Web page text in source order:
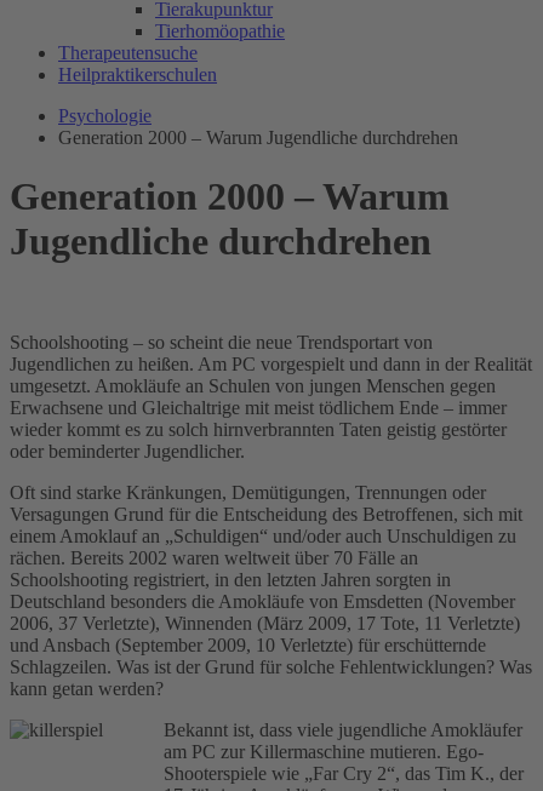
Tierakupunktur
Tierhomöopathie
Therapeutensuche
Heilpraktikerschulen
Psychologie
Generation 2000 – Warum Jugendliche durchdrehen
Generation 2000 – Warum
Jugendliche durchdrehen
Schoolshooting – so scheint die neue Trendsportart von
Jugendlichen zu heißen. Am PC vorgespielt und dann in der Realität
umgesetzt. Amokläufe an Schulen von jungen Menschen gegen
Erwachsene und Gleichaltrige mit meist tödlichem Ende – immer
wieder kommt es zu solch hirnverbrannten Taten geistig gestörter
oder beminderter Jugendlicher.
Oft sind starke Kränkungen, Demütigungen, Trennungen oder
Versagungen Grund für die Entscheidung des Betroffenen, sich mit
einem Amoklauf an „Schuldigen“ und/oder auch Unschuldigen zu
rächen. Bereits 2002 waren weltweit über 70 Fälle an
Schoolshooting registriert, in den letzten Jahren sorgten in
Deutschland besonders die Amokläufe von Emsdetten (November
2006, 37 Verletzte), Winnenden (März 2009, 17 Tote, 11 Verletzte)
und Ansbach (September 2009, 10 Verletzte) für erschütternde
Schlagzeilen. Was ist der Grund für solche Fehlentwicklungen? Was
kann getan werden?
Bekannt ist, dass viele jugendliche Amokläufer
am PC zur Killermaschine mutieren. Ego-
Shooterspiele wie „Far Cry 2“, das Tim K., der